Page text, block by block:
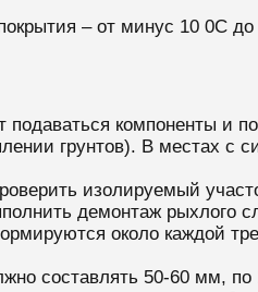
– от минус 10 0С
компоненты и
грунтов). В местах
изолируемый
демонтаж рыхлого
около каждой
составлять 50-60 мм,